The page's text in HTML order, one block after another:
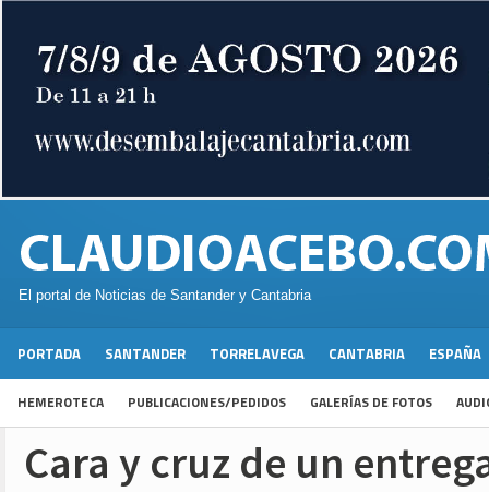
El portal de Noticias de Santander y Cantabria
PORTADA SANTANDER TORRELAVEGA CANTABRIA ESPAÑA
HEMEROTECA PUBLICACIONES/PEDIDOS GALERÍAS DE FOTOS
Cara y cruz de un